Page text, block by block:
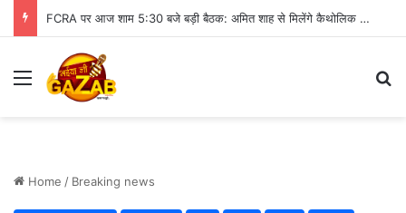
FCRA पर आज शाम 5:30 बजे बड़ी बैठक: अमित शाह से मिलेंगे कैथोलिक बिशप, इन मुद्दों पर हो सकती है चर्चा
Menu
Home / Breaking news